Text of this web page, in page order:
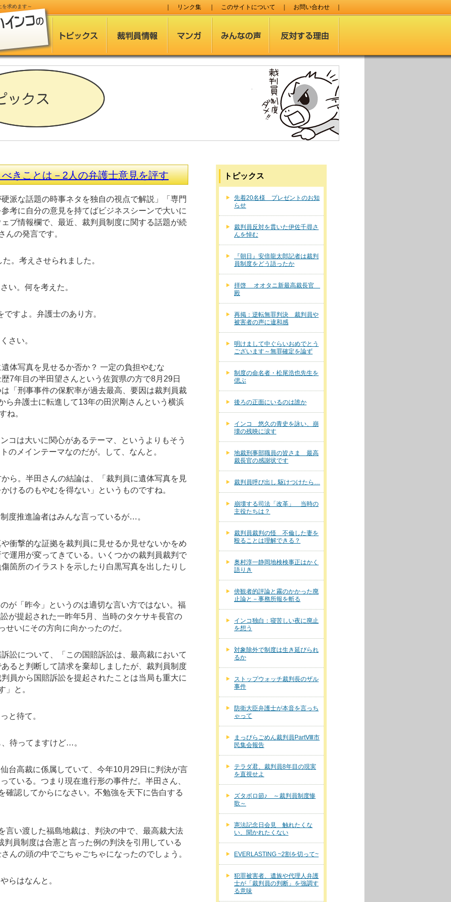
を求めます～ リンク集 このサイトについて お問い合わせ
きことは－2人の弁護士意見を評す
派な話題の時事ネタを独自の視点で解説」「専門
考に自分の意見を持てばビジネスシーンで大いに
ブ情報欄で、最近、裁判員制度に関する話題が続
んの発言です。
。考えさせられました。
い。何を考えた。
すよ。弁護士のあり方。
さい。
体写真を見せるか否か？ 一定の負担やむな
7年目の半田望さんという佐賀県の方で8月29日
「刑事事件の保釈率が過去最高、要因は裁判員裁
ら弁護士に転進して13年の田沢剛さんという横浜
ね。
コは大いに関心があるテーマ、というよりもそう
のメインテーマなのだが。して、なんと。
ら。半田さんの結論は、「裁判員に遺体写真を見
けるのもやむを得ない」というものですね。
度推進論者はみんな言っているが…。
衝撃的な証拠を裁判員に見せるか見せないかをめ
運用が変ってきている。いくつかの裁判員裁判で
箇所のイラストを示したり白黒写真を出したりし
が「昨今」というのは適切な言い方ではない。福
が提起された一昨年5月、当時のタケサキ長官の
せいにその方向に向かったのだ。
訟について、「この国賠訴訟は、最高裁において
ると判断して請求を棄却しましたが、裁判員制度
員から国賠訴訟を提起されたことは当局も重大に
」と。
と待て。
待ってますけど…。
台高裁に係属していて、今年10月29日に判決が言
ている。つまり現在進行形の事件だ。半田さん、
確認してからになさい。不勉強を天下に告白する
言い渡した福島地裁は、判決の中で、最高裁大法
判員制度は合憲と言った例の判決を引用している
んの頭の中でごちゃごちゃになったのでしょう。
らはなんと。
トピックス
先着20名様 プレゼントのお知
らせ
裁判員反対を貫いた伊佐千尋さ
んを悼む
『朝日』安倍龍太郎記者は裁判
員制度をどう語ったか
拝啓 オオタニ新最高裁長官
殿
再掲：逆転無罪判決 裁判員や
被害者の声に違和感
明けまして中ぐらいおめでとう
ございます～無罪確定を論ず
制度の命名者・松尾浩也先生を
偲ぶ
後ろの正面にいるのは誰か
インコ 悠久の青史を詠い、崩
壊の残映に涙す
地裁刑事部職員の皆さま 最高
裁長官の感謝状です
裁判員呼び出し 駆けつけたら…
崩壊する司法「改革」 当時の
主役たちは？
裁判員裁判の怪 不倫した妻を
殴ることは理解できる？
奥村淳一静岡地検検事正はかく
語りき
傍観者的評論と霧のかかった廃
止論と－事務所報を斬る
インコ独白：寝苦しい夜に廃止
を想う
対象除外で制度は生き延びられ
るか
ストップウォッチ裁判長のザル
事件
防衛大臣弁護士が本音を言っち
ゃって
まっぴらごめん裁判員PartⅧ市
民集会報告
テラダ君、裁判員8年目の現実
を直視せよ
ズタボロ節♪ ～裁判員制度惨
歌～
憲法記念日会見 触れたくな
い、聞かれたくない
EVERLASTING ~2割を切って~
犯罪被害者、遺族や代理人弁護
士が「裁判員の判断」を強調す
る意味